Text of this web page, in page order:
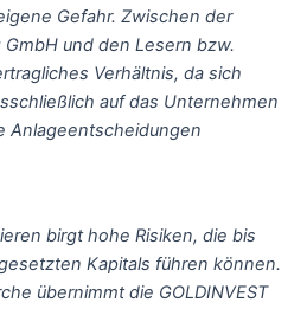
Gefahr. Zwischen der
GmbH und den Lesern bzw.
Verhältnis, da sich
auf das Unternehmen
Anlageentscheidungen
birgt hohe Risiken, die bis
Kapitals führen können.
übernimmt die GOLDINVEST